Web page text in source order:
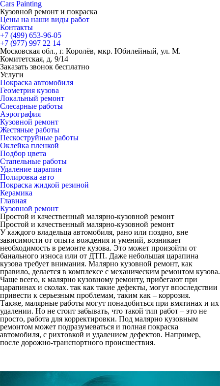
Cars Painting
Кузовной ремонт и покраска
Цены на наши виды работ
Контакты
+7 (499) 653-96-05
+7 (977) 997 22 14
Московская обл., г. Королёв, мкр. Юбилейный, ул. М.
Комитетская, д. 9/14
Заказать звонок бесплатно
Услуги
Покраска автомобиля
Геометрия кузова
Локальный ремонт
Слесарные работы
Аэрография
Кузовной ремонт
Жестяные работы
Пескоструйные работы
Оклейка пленкой
Подбор цвета
Стапельные работы
Удаление царапин
Полировка авто
Покраска жидкой резиной
Керамика
Главная
Кузовной ремонт
Простой и качественный малярно-кузовной ремонт
Простой и качественный малярно-кузовной ремонт
У каждого владельца автомобиля, рано или поздно, вне
зависимости от опыта вождения и умений, возникает
необходимость в ремонте кузова. Это может произойти от
банального износа или от ДТП. Даже небольшая царапина
кузова требует внимания. Малярно кузовной ремонт, как
правило, делается в комплексе с механическим ремонтом кузова.
Чаще всего, к малярно кузовному ремонту, прибегают при
царапинах и сколах. так как такие дефекты, могут впоследствии
привести к серьезным проблемам, таким как – коррозия.
Также, малярные работы могут понадобиться при вмятинах и их
удалении. Но не стоит забывать, что такой тип работ – это не
просто, работа для корректировки. Под малярно кузовным
ремонтом может подразумеваться и полная покраска
автомобиля, с рихтовкой и удалением дефектов. Например,
после дорожно-транспортного происшествия.